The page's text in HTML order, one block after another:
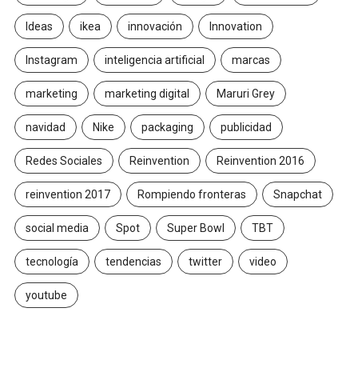
Ideas ikea innovación Innovation
Instagram inteligencia artificial marcas
marketing marketing digital Maruri Grey
navidad Nike packaging publicidad
Redes Sociales Reinvention Reinvention 2016
reinvention 2017 Rompiendo fronteras Snapchat
social media Spot Super Bowl TBT
tecnología tendencias twitter video
youtube